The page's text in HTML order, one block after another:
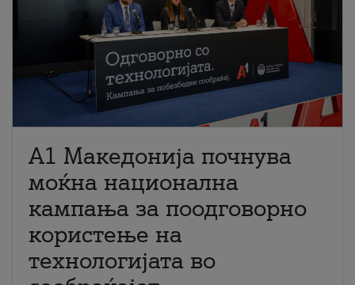
A1 Македонија почнува
моќна национална
кампања за поодговорно
користење на
технологијата во